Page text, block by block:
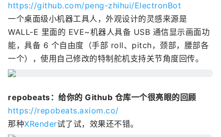
https://github.com/peng-zhihui/ElectronBot
一个桌面级小机器工具人，外观设计的灵感来源是
WALL-E 里面的 EVE~机器人具备 USB 通信显示画面功
能，具备 6 个自由度（手部 roll、pitch，颈部，腰部各
一个），使用自己修改的特制舵机支持关节角度回传。
repobeats：给你的 Github 仓库一个很亮眼的回顾
https://repobeats.axiom.co/
那种XRender试了试，效果还不错。